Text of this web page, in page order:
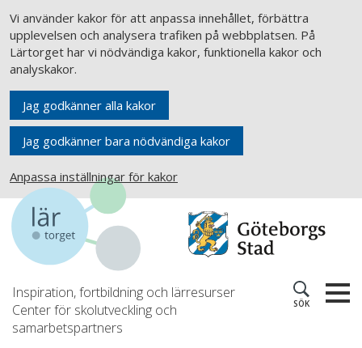
Vi använder kakor för att anpassa innehållet, förbättra
upplevelsen och analysera trafiken på webbplatsen. På
Lärtorget har vi nödvändiga kakor, funktionella kakor och
analyskakor.
Jag godkänner alla kakor
Jag godkänner bara nödvändiga kakor
Anpassa inställningar för kakor
Inspiration, fortbildning och lärresurser
Center för skolutveckling och
samarbetspartners
SÖK